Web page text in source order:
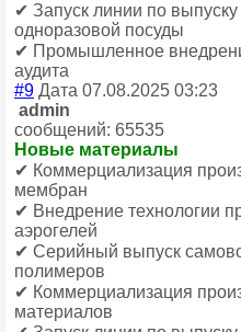
✔ Запуск линии по
одноразовой посуды
✔ Промышленное
аудита
#9 Дата 07.08.2025 03:23
admin
сообщений: 65535
Новые материалы
✔ Коммерциализация
мембран
✔ Внедрение технологии
аэрогелей
✔ Серийный выпуск
полимеров
✔ Коммерциализация
материалов